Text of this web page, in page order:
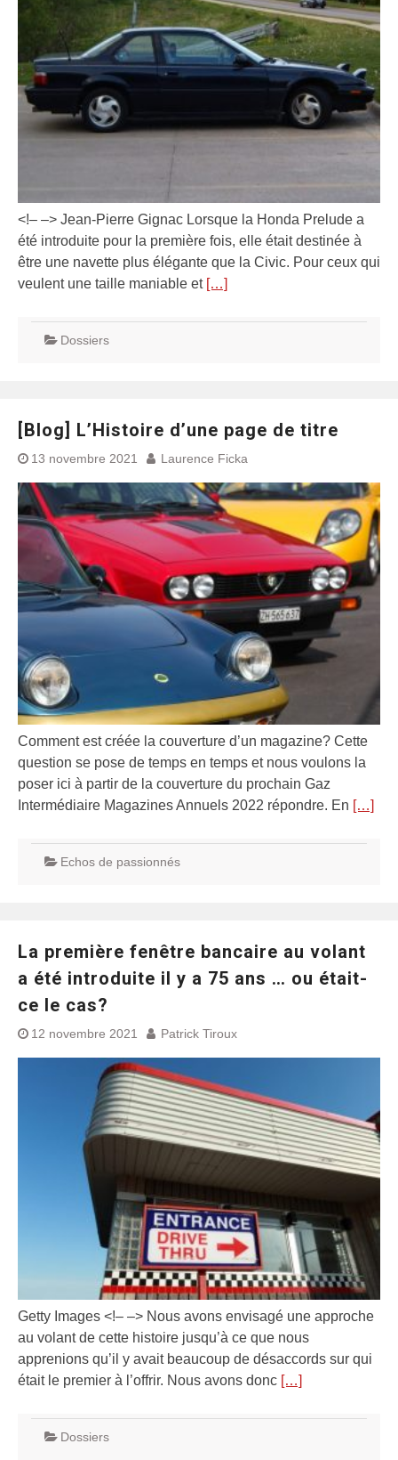
<!– –> Jean-Pierre Gignac Lorsque la Honda Prelude a
été introduite pour la première fois, elle était destinée à
être une navette plus élégante que la Civic. Pour ceux qui
veulent une taille maniable et […]
Dossiers
[Blog] L’Histoire d’une page de titre
13 novembre 2021 Laurence Ficka
Comment est créée la couverture d’un magazine? Cette
question se pose de temps en temps et nous voulons la
poser ici à partir de la couverture du prochain Gaz
Intermédiaire Magazines Annuels 2022 répondre. En […]
Echos de passionnés
La première fenêtre bancaire au volant
a été introduite il y a 75 ans … ou était-
ce le cas?
12 novembre 2021 Patrick Tiroux
Getty Images <!– –> Nous avons envisagé une approche
au volant de cette histoire jusqu’à ce que nous
apprenions qu’il y avait beaucoup de désaccords sur qui
était le premier à l’offrir. Nous avons donc […]
Dossiers